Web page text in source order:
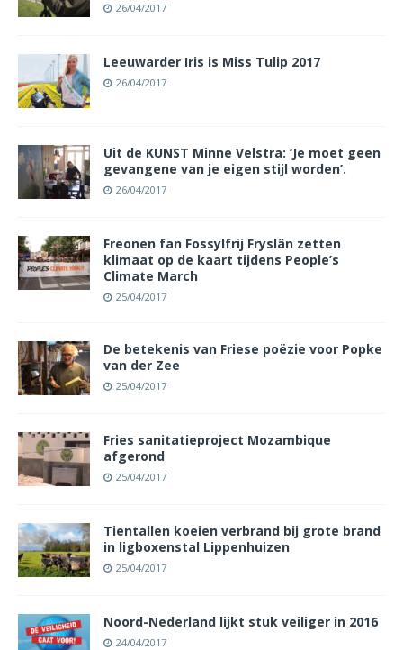
26/04/2017
Leeuwarder Iris is Miss Tulip 2017
26/04/2017
Uit de KUNST Minne Velstra: ‘Je moet geen
gevangene van je eigen stijl worden’.
26/04/2017
Freonen fan Fossylfrij Fryslân zetten
klimaat op de kaart tijdens People’s
Climate March
25/04/2017
De betekenis van Friese poëzie voor Popke
van der Zee
25/04/2017
Fries sanitatieproject Mozambique
afgerond
25/04/2017
Tientallen koeien verbrand bij grote brand
in ligboxenstal Lippenhuizen
25/04/2017
Noord-Nederland lijkt stuk veiliger in 2016
24/04/2017